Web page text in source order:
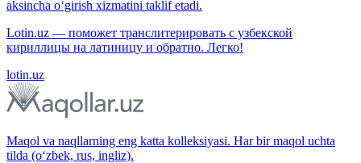
aksincha o‘girish xizmatini taklif etadi.
Lotin.uz — поможет транслитерировать с узбекской
кириллицы на латиницу и обратно. Легко!
lotin.uz
Maqol va naqllarning eng katta kolleksiyasi. Har bir maqol uchta
tilda (o‘zbek, rus, ingliz).